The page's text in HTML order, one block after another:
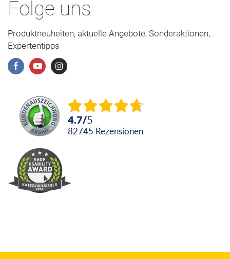
Folge uns
Produktneuheiten, aktuelle Angebote, Sonderaktionen,
Expertentipps
4.7/5
82745 Rezensionen